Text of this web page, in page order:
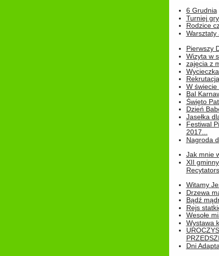
6 Grudnia
Turniej
Rodzice
Warsztaty
Pierwszy
Wizyta w
zajęcia z
W świecie
Bal
Święto
Dzień
Jasełka
Festiwal
2017...
Nagroda
Jak mnie
XII
Witamy
Drzewa
Bądź
Rejs
Wesołe
Wystawa
Dni